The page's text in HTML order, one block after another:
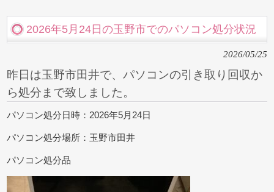
2026年5月24日の玉野市でのパソコン処分状況
2026/05/25
昨日は玉野市田井で、パソコンの引き取り回収か
ら処分まで致しました。
パソコン処分日時：2026年5月24日
パソコン処分場所：玉野市田井
パソコン処分品